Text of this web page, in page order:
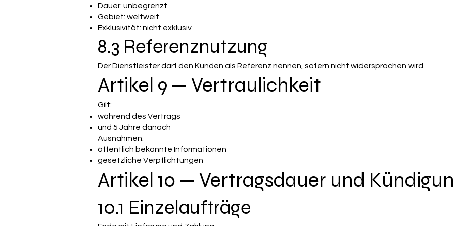
Dauer: unbegrenzt
Gebiet: weltweit
Exklusivität: nicht exklusiv
8.3 Referenznutzung
Der Dienstleister darf den Kunden als Referenz nennen, sofern nicht widersprochen wird.
Artikel 9 — Vertraulichkeit
Gilt:
während des Vertrags
und 5 Jahre danach
Ausnahmen:
öffentlich bekannte Informationen
gesetzliche Verpflichtungen
Artikel 10 — Vertragsdauer und
10.1 Einzelaufträge